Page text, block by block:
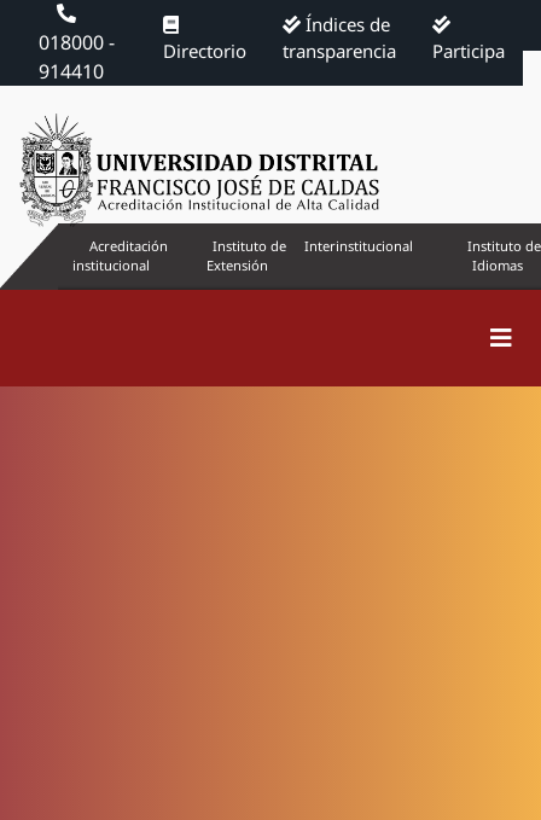
018000 -
914410
Directorio
Índices de
transparencia
Participa
Acreditación
institucional
Instituto de
Extensión
Interinstitucional
Instituto de
Idiomas